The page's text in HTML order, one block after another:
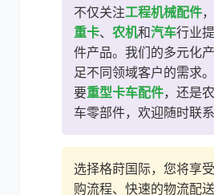
不仅关注工程机械配件
重卡、 农机和汽车行业
件产品。我们的多元化
足不同领域客户的需求
要重型卡车配件，还是
车零部件，欢迎随时联系
选择格莳国际，您将享
购流程、快速的物流配